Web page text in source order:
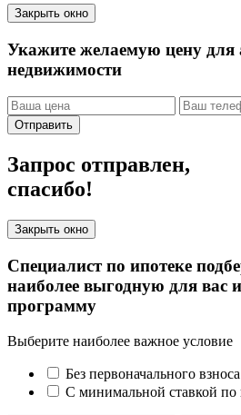
Закрыть окно
Укажите желаемую цену для
недвижимости
Отправить
Запрос отправлен,
спасибо!
Закрыть окно
Специалист по ипотеке
наиболее выгодную для вас
программу
Выберите наиболее важное условие
Без первоначального взноса
С минимальной ставкой по